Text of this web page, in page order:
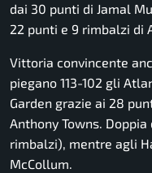
dai 30 punti di Jamal
22 punti e 9 rimbalzi di
Vittoria convincente
piegano 113-102 gli
Garden grazie ai 28
Anthony Towns. Doppia
rimbalzi), mentre agli
McCollum.